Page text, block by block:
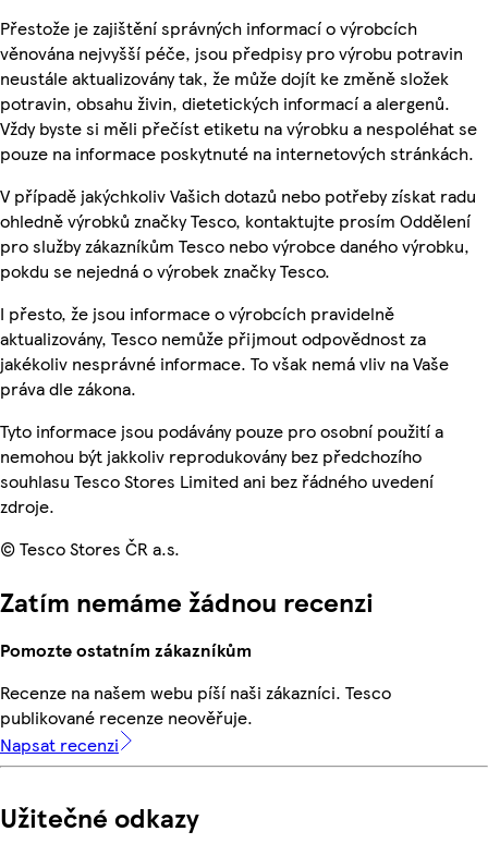
Přestože je zajištění správných informací o výrobcích
věnována nejvyšší péče, jsou předpisy pro výrobu potravin
neustále aktualizovány tak, že může dojít ke změně složek
potravin, obsahu živin, dietetických informací a alergenů.
Vždy byste si měli přečíst etiketu na výrobku a nespoléhat se
pouze na informace poskytnuté na internetových stránkách.
V případě jakýchkoliv Vašich dotazů nebo potřeby získat radu
ohledně výrobků značky Tesco, kontaktujte prosím Oddělení
pro služby zákazníkům Tesco nebo výrobce daného výrobku,
pokdu se nejedná o výrobek značky Tesco.
I přesto, že jsou informace o výrobcích pravidelně
aktualizovány, Tesco nemůže přijmout odpovědnost za
jakékoliv nesprávné informace. To však nemá vliv na Vaše
práva dle zákona.
Tyto informace jsou podávány pouze pro osobní použití a
nemohou být jakkoliv reprodukovány bez předchozího
souhlasu Tesco Stores Limited ani bez řádného uvedení
zdroje.
© Tesco Stores ČR a.s.
Zatím nemáme žádnou recenzi
Pomozte ostatním zákazníkům
Recenze na našem webu píší naši zákazníci. Tesco
publikované recenze neověřuje.
Napsat recenzi
Užitečné odkazy